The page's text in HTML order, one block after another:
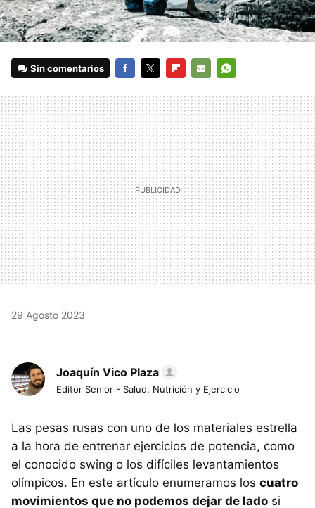
Sin comentarios
MAIL
29 Agosto 2023
Joaquín Vico Plaza
Editor Senior - Salud, Nutrición y Ejercicio
Las pesas rusas con uno de los materiales estrella
a la hora de entrenar ejercicios de potencia, como
el conocido swing o los difíciles levantamientos
olímpicos. En este artículo enumeramos los cuatro
movimientos que no podemos dejar de lado si